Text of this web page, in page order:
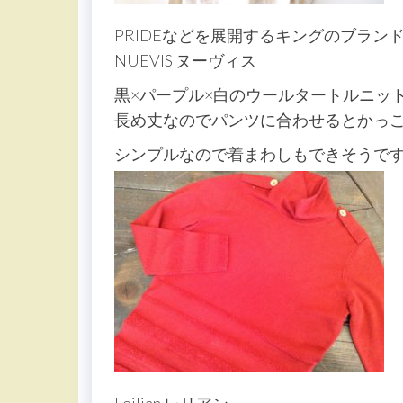
PRIDEなどを展開するキングのブランド
NUEVIS ヌーヴィス
黒×パープル×白のウールタートルニット
長め丈なのでパンツに合わせるとかっ
シンプルなので着まわしもできそうです